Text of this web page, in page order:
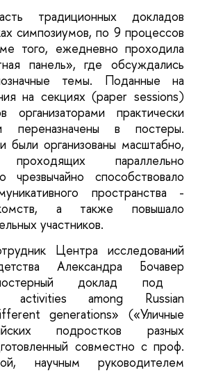
традиционных докладов
симпозиумов, по 9 процессов
того, ежедневно проходила
панель», где обсуждались
темы. Поданные на
на секциях (paper sessions)
организаторами практически
переназначены в постеры.
были организованы масштабно,
параллельно
чрезвычайно способствовало
пространства -
а также повышало
участников.
Центра исследований
Александра Бочавер
доклад под
activities among Russian
generations» («Уличные
подростков разных
совместно с проф.
, научным руководителем